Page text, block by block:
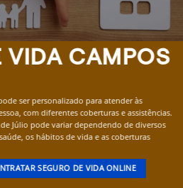
VIDA CAMPOS
ser personalizado para atender às
com diferentes coberturas e assistências.
Júlio pode variar dependendo de diversos
os hábitos de vida e as coberturas
SEGURO DE VIDA ONLINE